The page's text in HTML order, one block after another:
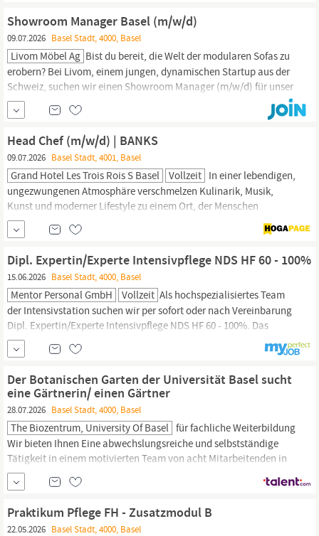
Verkaufs- und Beratungstalent, 100 % Ihre Aufgaben:
Showroom Manager Basel (m/w/d)
09.07.2026 Basel Stadt, 4000, Basel
Livom Möbel Ag Bist du bereit, die Welt der modularen Sofas zu
erobern? Bei Livom, einem jungen, dynamischen Startup aus der
Schweiz, suchen wir einen Showroom Manager (m/w/d) für unser
Team im Herzen von
Mit unserer E-Commerce-Plattform
und Showrooms in vier Ländern sind wir auf Wachstumskurs und
brauchen deine Unterstützung, um das Omnichannel-Erlebnis auf
das
Head Chef (m/w/d) | BANKS
09.07.2026 Basel Stadt, 4001, Basel
Grand Hotel Les Trois Rois S Basel Vollzeit In einer lebendigen,
ungezwungenen Atmosphäre verschmelzen Kulinarik, Musik,
Kunst und moderner Lifestyle zu einem Ort, der Menschen
zusammenbringt und Banks zu einem kosmopolitischen
Treffpunkt in
Basel
macht. Werden Sie Teil eines Teams, das
Tradition und Zukunft verbindet. Zur Verstärkung unseres Teams
suchen wir nach Vereinbarung eine/n Head Chef ...
Dipl. Expertin/Experte Intensivpflege NDS HF 60 - 100%
15.06.2026 Basel Stadt, 4000, Basel
Mentor Personal GmbH Vollzeit Als hochspezialisiertes Team
der Intensivstation suchen wir per sofort oder nach Vereinbarung
Dipl. Expertin/Experte Intensivpflege NDS HF 60 - 100%. Das
ganze Spektrum der operativen und internistischen
Intensivmedizin betreibt. Ihre Aufgaben Umfassende
Pflegeund
Basiis der evidenzbasiertenPflegequalität
Der Botanischen Garten der Universität Basel sucht
eine Gärtnerin/ einen Gärtner
28.07.2026 Basel Stadt, 4000, Basel
The Biozentrum, University Of Basel für fachliche Weiterbildung
Wir bieten Ihnen Eine abwechslungsreiche und selbstständige
Tätigkeit in einem motivierten Team von acht Mitarbeitenden in
einer tollen Gartenanlage im städtischen Umfeld an der
UniversitätBasel.
Weiterbildungsmöglichkeiten in der Botanik
und ist vorerst auf ein...
Praktikum Pflege FH - Zusatzmodul B
22.05.2026 Basel Stadt, 4000, Basel